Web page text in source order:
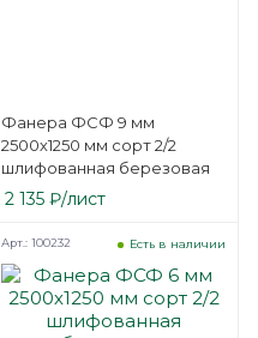
Фанера ФСФ 9 мм
2500х1250 мм сорт 2/2
шлифованная березовая
2 135₽/лист
Есть в наличии
Арт.: 100232